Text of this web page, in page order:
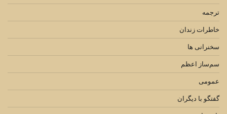
ترجمه
خاطرات زندان
سخنرانی ها
سم‌ساز اعظم
عمومی
گفتگو با دیگران